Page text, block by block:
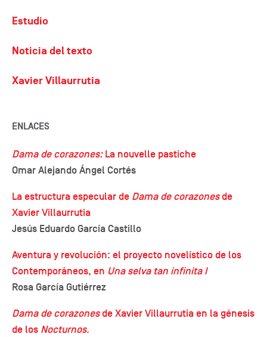
Estudio
Noticia del texto
Xavier Villaurrutia
ENLACES
Dama de corazones:La nouvelle pastiche
Omar Alejando Ángel Cortés
La estructura especular de Dama de corazonesde
Xavier Villaurrutia
Jesús Eduardo García Castillo
Aventura y revolución: el proyecto novelístico de los
Contemporáneos, en Una selva tan infinita I
Rosa García Gutiérrez
Dama de corazonesde Xavier Villaurrutia en la génesis
de los Nocturnos.